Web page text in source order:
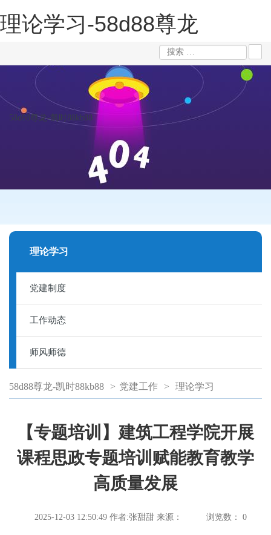
理论学习-58d88尊龙
58d88尊龙-凯时88kb88
理论学习
党建制度
工作动态
师风师德
58d88尊龙-凯时88kb88 > 党建工作 > 理论学习
【专题培训】建筑工程学院开展
课程思政专题培训赋能教育教学
高质量发展
2025-12-03 12:50:49 作者:张甜甜 来源： 浏览数： 0